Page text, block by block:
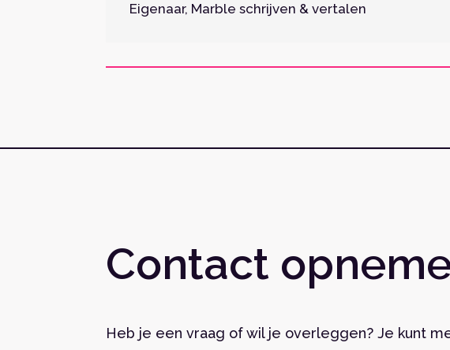
Eigenaar, Marble schrijven & vertalen
Contact
Heb je een vraag of wil je overleggen? Je kunt